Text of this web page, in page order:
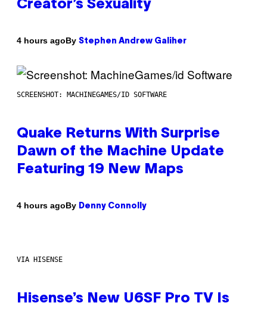
Creator’s Sexuality
4 hours agoBy Stephen Andrew Galiher
SCREENSHOT: MACHINEGAMES/ID SOFTWARE
Quake Returns With Surprise
Dawn of the Machine Update
Featuring 19 New Maps
4 hours agoBy Denny Connolly
VIA HISENSE
Hisense’s New U6SF Pro TV Is